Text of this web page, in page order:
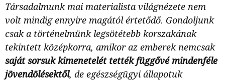
Társadalmunk mai materialista világnézete nem
volt mindig ennyire magától értetődő. Gondoljunk
csak a történelmünk legsötétebb korszakának
tekintett középkorra, amikor az emberek nemcsak
saját sorsuk kimenetelét tették függővé mindenféle
jövendölésektől, de egészségügyi állapotuk